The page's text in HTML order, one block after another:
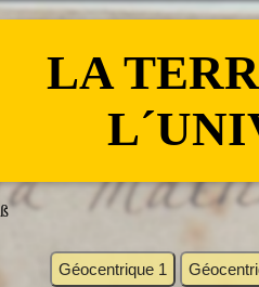
LA
ß
Géocentrique 1